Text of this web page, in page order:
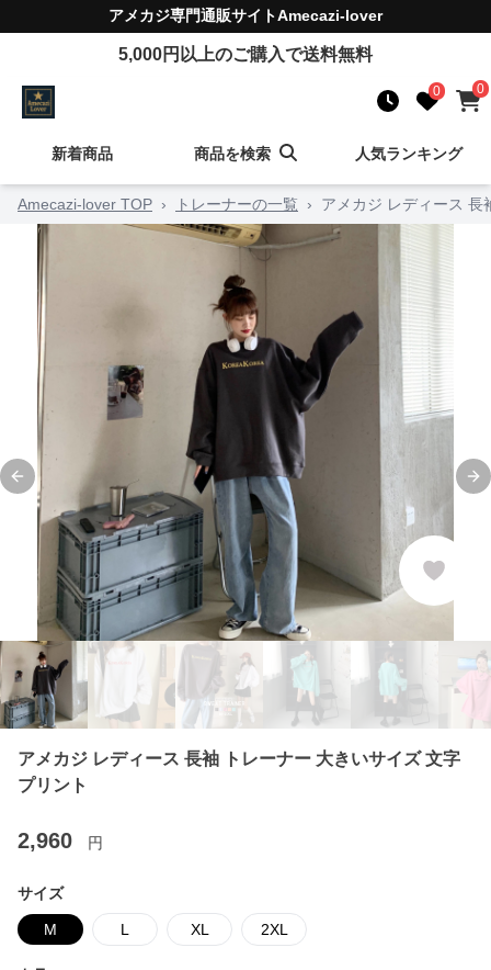
アメカジ専門通販サイトAmecazi-lover
5,000円以上のご購入で送料無料
0 0
新着商品 商品を検索 人気ランキング
Amecazi-lover TOP › トレーナーの一覧 › アメカジ レディース 長
Previous slide
アメカジ レディース 長袖 トレーナー 大きいサイズ 文字
プリント
2,960 円
サイズ
M L XL 2XL